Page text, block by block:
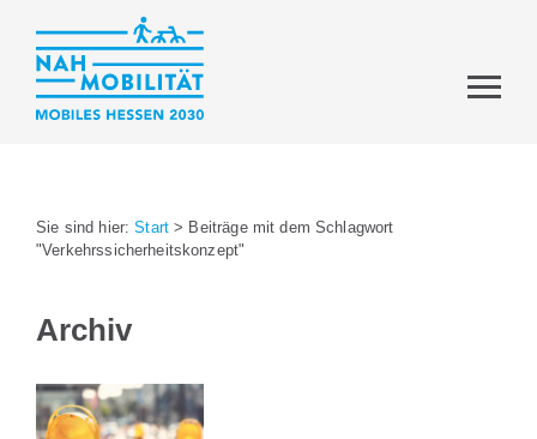
Sie sind hier:Start > Beiträge mit dem Schlagwort
"Verkehrssicherheitskonzept"
Archiv